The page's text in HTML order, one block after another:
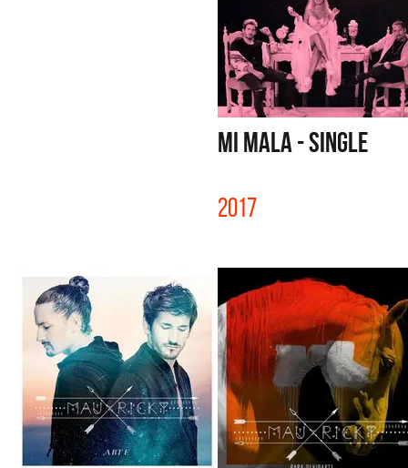
MI MALA - SINGLE
2017